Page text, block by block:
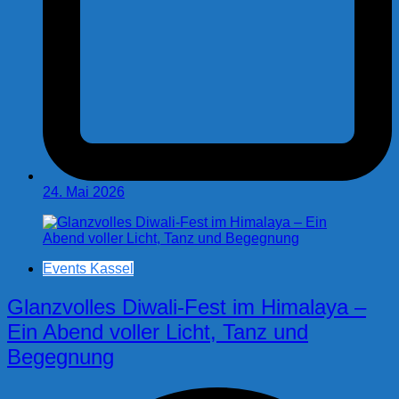
24. Mai 2026
Events Kassel
Glanzvolles Diwali-Fest im Himalaya –
Ein Abend voller Licht, Tanz und
Begegnung